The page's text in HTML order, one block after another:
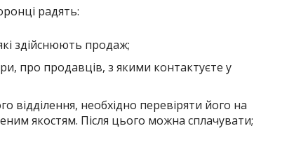
радять:
здійснюють продаж;
про продавців, з якими контактуєте у
необхідно перевіряти його на
якостям. Після цього можна сплачувати;